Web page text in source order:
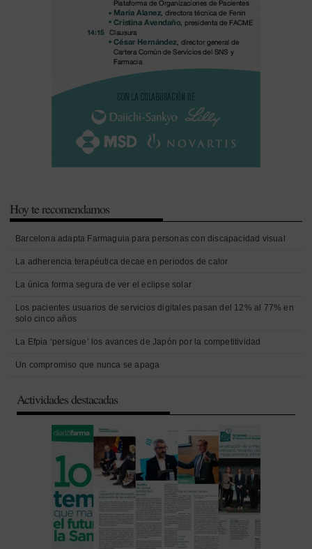
Hoy te recomendamos
Barcelona adapta Farmaguia para personas con discapacidad visual
La adherencia terapéutica decae en periodos de calor
La única forma segura de ver el eclipse solar
Los pacientes usuarios de servicios digitales pasan del 12% al 77% en
solo cinco años
La Efpia ‘persigue’ los avances de Japón por la competitividad
Un compromiso que nunca se apaga
Actividades destacadas